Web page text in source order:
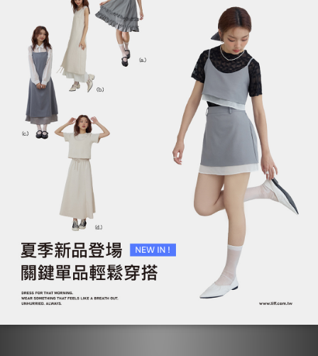
微透雪紡繫帶蛋糕上衣套
裝
NT$990
NT$1,290
加入購物車
雙層垂墜感層次長洋裝
NT$1,390
NT$1,690
加入購物車